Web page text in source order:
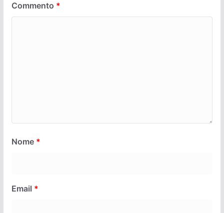
Commento *
Nome *
Email *